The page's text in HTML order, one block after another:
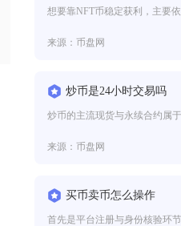
来源：币盘网
炒币是24小时交易吗
来源：币盘网
买币卖币怎么操作